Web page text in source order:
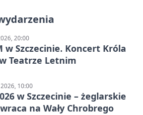
20:00
w Szczecinie. Koncert Króla
Teatrze Letnim
10:00
w Szczecinie – żeglarskie
na Wały Chrobrego